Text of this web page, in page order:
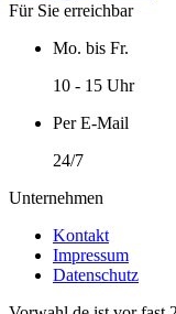
Für Sie erreichbar
Mo. bis Fr.
10 - 15 Uhr
Per E-Mail
24/7
Unternehmen
Kontakt
Impressum
Datenschutz